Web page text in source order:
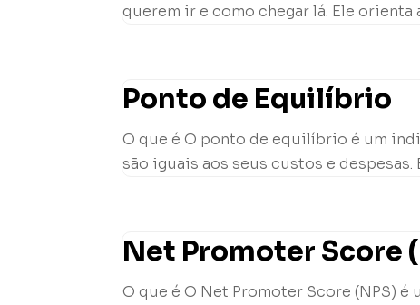
querem ir e como chegar lá. Ele
Ponto de Equilíbrio
O que é O ponto de equilíbrio é um
são iguais aos seus custos e despesas.
Net Promoter Score
O que é O Net Promoter Score (NPS)